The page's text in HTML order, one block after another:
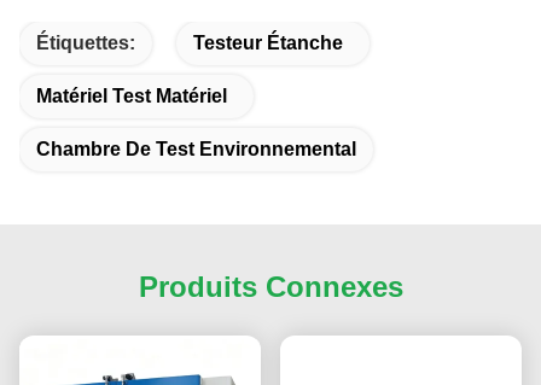
Étiquettes: Testeur Étanche
Matériel Test Matériel
Chambre De Test Environnemental
Produits Connexes